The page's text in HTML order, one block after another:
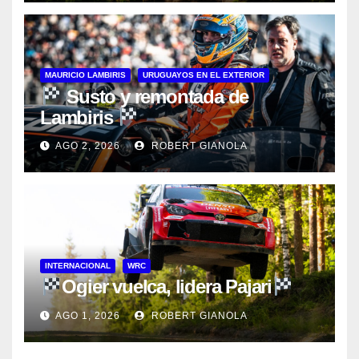
MAURICIO LAMBIRIS URUGUAYOS EN EL EXTERIOR
Susto y remontada de
Lambiris
AGO 2, 2026 ROBERT GIANOLA
INTERNACIONAL WRC
Ogier vuelca, lidera Pajari
AGO 1, 2026 ROBERT GIANOLA